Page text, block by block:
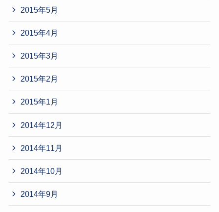
2015年5月
2015年4月
2015年3月
2015年2月
2015年1月
2014年12月
2014年11月
2014年10月
2014年9月